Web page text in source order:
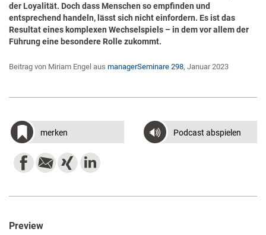
der Loyalität. Doch dass Menschen so empfinden und
entsprechend handeln, lässt sich nicht einfordern. Es ist das
Resultat eines komplexen Wechselspiels – in dem vor allem der
Führung eine besondere Rolle zukommt.
Beitrag von Miriam Engel aus managerSeminare 298, Januar 2023
merken Podcast abspielen
Preview